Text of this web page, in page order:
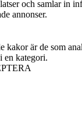
och samlar in
annonser.
kakor är de som
en kategori.